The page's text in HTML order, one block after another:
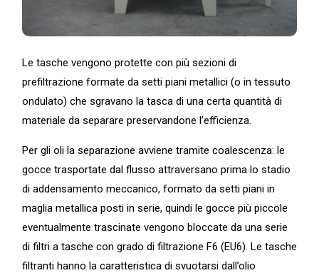
Le tasche vengono protette con più sezioni di
prefiltrazione formate da setti piani metallici (o in tessuto
ondulato) che sgravano la tasca di una certa quantità di
materiale da separare preservandone l’efficienza.
Per gli oli la separazione avviene tramite coalescenza: le
gocce trasportate dal flusso attraversano prima lo stadio
di addensamento meccanico, formato da setti piani in
maglia metallica posti in serie, quindi le gocce più piccole
eventualmente trascinate vengono bloccate da una serie
di filtri a tasche con grado di filtrazione F6 (EU6). Le tasche
filtranti hanno la caratteristica di svuotarsi dall’olio